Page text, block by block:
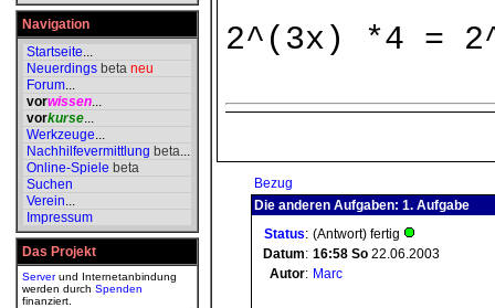
Navigation
Startseite...
Neuerdings beta neu
Forum...
vorwissen...
vorkurse...
Werkzeuge...
Nachhilfevermittlung beta...
Online-Spiele beta
Suchen
Verein...
Impressum
Das Projekt
Serverund Internetanbindung
werden durch Spenden
finanziert.
2^(3x) *4 =
Bezug
Die anderen Aufgaben: 1. Aufgabe
Status: (Antwort) fertig
Datum: 16:58 So 22.06.2003
Autor: Marc